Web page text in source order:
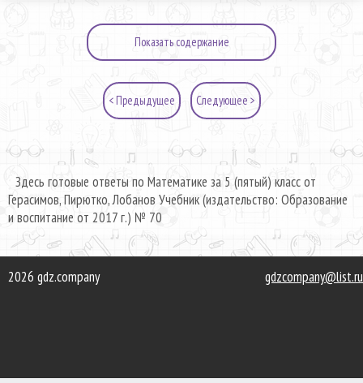
Показать содержание
< Предыдущее Следующее >
Здесь готовые ответы по Математике за 5 (пятый) класс от
Герасимов, Пирютко, Лобанов Учебник (издательство: Образование
и воспитание от 2017 г.) № 70
2026 gdz.company gdzcompany@list.ru